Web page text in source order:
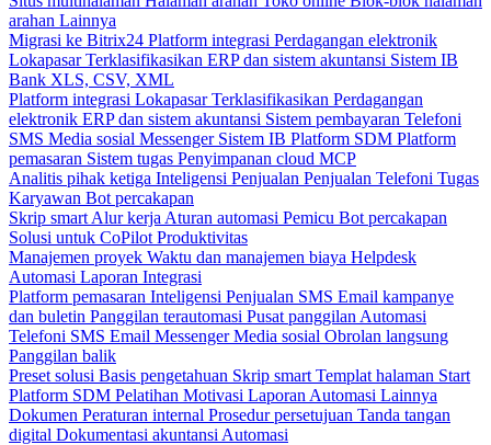
arahan Lainnya
Migrasi ke Bitrix24 Platform integrasi Perdagangan elektronik
Lokapasar Terklasifikasikan ERP dan sistem akuntansi Sistem IB
Bank XLS, CSV, XML
Platform integrasi Lokapasar Terklasifikasikan Perdagangan
elektronik ERP dan sistem akuntansi Sistem pembayaran Telefoni
SMS Media sosial Messenger Sistem IB Platform SDM Platform
pemasaran Sistem tugas Penyimpanan cloud MCP
Analitis pihak ketiga Inteligensi Penjualan Penjualan Telefoni Tugas
Karyawan Bot percakapan
Skrip smart Alur kerja Aturan automasi Pemicu Bot percakapan
Solusi untuk CoPilot Produktivitas
Manajemen proyek Waktu dan manajemen biaya Helpdesk
Automasi Laporan Integrasi
Platform pemasaran Inteligensi Penjualan SMS Email kampanye
dan buletin Panggilan terautomasi Pusat panggilan Automasi
Telefoni SMS Email Messenger Media sosial Obrolan langsung
Panggilan balik
Preset solusi Basis pengetahuan Skrip smart Templat halaman Start
Platform SDM Pelatihan Motivasi Laporan Automasi Lainnya
Dokumen Peraturan internal Prosedur persetujuan Tanda tangan
digital Dokumentasi akuntansi Automasi